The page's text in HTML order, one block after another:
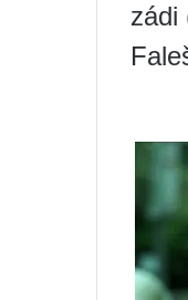
zádi